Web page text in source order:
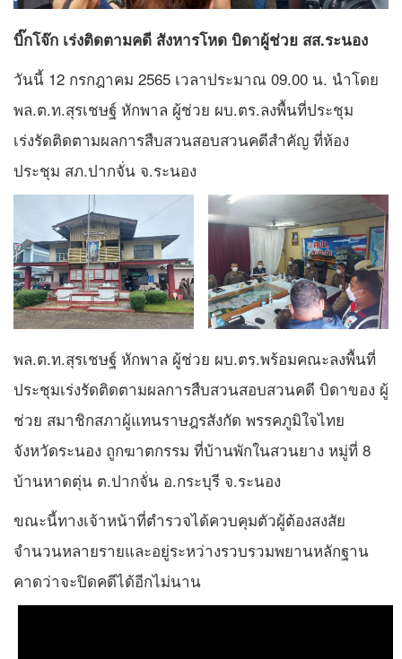
บิ๊กโจ๊ก เร่งติดตามคดี สังหารโหด บิดาผู้ช่วย สส.ระนอง
วันนี้ 12 กรกฎาคม 2565 เวลาประมาณ 09.00 น. นำโดย
พล.ต.ท.สุรเชษฐ์ หักพาล ผู้ช่วย ผบ.ตร.ลงพื้นที่ประชุม
เร่งรัดติดตามผลการสืบสวนสอบสวนคดีสำคัญ ที่ห้อง
ประชุม สภ.ปากจั่น จ.ระนอง
พล.ต.ท.สุรเชษฐ์ หักพาล ผู้ช่วย ผบ.ตร.พร้อมคณะลงพื้นที่
ประชุมเร่งรัดติดตามผลการสืบสวนสอบสวนคดี บิดาของ ผู้
ช่วย สมาชิกสภาผู้แทนราษฎรสังกัด พรรคภูมิใจไทย
จังหวัดระนอง ถูกฆาตกรรม ที่บ้านพักในสวนยาง หมู่ที่ 8
บ้านหาดตุ่น ต.ปากจั่น อ.กระบุรี จ.ระนอง
ขณะนี้ทางเจ้าหน้าที่ตำรวจได้ควบคุมตัวผู้ต้องสงสัย
จำนวนหลายรายและอยู่ระหว่างรวบรวมพยานหลักฐาน
คาดว่าจะปิดคดีได้อีกไม่นาน